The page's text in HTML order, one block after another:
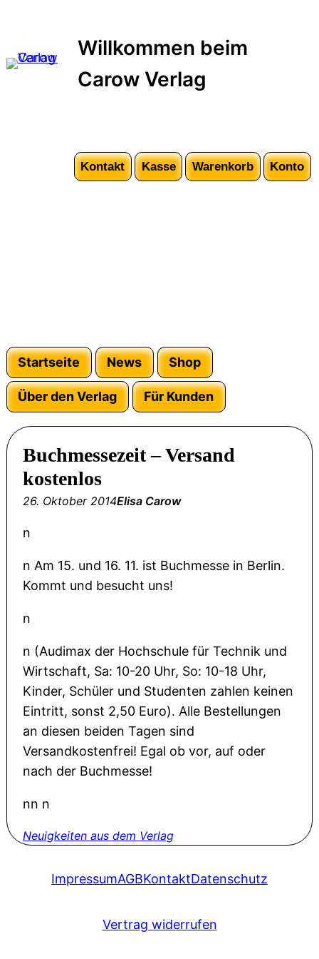
springen
Willkommen beim
Carow Verlag
Kontakt Kasse Warenkorb Konto
Startseite News Shop
Über den Verlag Für Kunden
Buchmessezeit – Versand
kostenlos
26. Oktober 2014Elisa Carow
n
n Am 15. und 16. 11. ist Buchmesse in Berlin.
Kommt und besucht uns!
n
n (Audimax der Hochschule für Technik und
Wirtschaft, Sa: 10-20 Uhr, So: 10-18 Uhr,
Kinder, Schüler und Studenten zahlen keinen
Eintritt, sonst 2,50 Euro). Alle Bestellungen
an diesen beiden Tagen sind
Versandkostenfrei! Egal ob vor, auf oder
nach der Buchmesse!
nn n
Neuigkeiten aus dem Verlag
ImpressumAGBKontaktDatenschutz
Vertrag widerrufen